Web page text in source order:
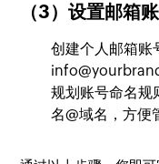
（3）设置邮箱
创建个人邮箱账
规划账号命名规
名@域名，方便